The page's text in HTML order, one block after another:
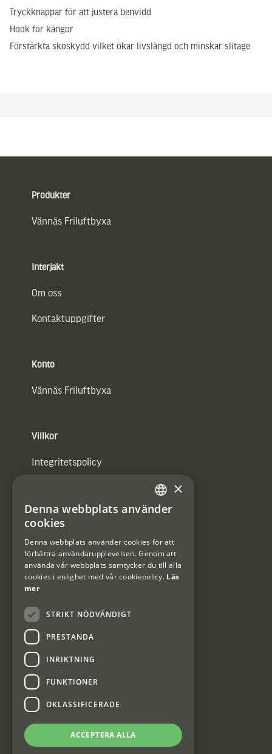
Tryckknappar för att justera benvidd
Hook för kängor
Förstärkta skoskydd vilket ökar livslängd och minskar slitage
Produkter
Vännäs Friluftbyxa
Interjakt
Om oss
Kontaktuppgifter
Konto
Vännäs Friluftbyxa
Villkor
Integritetspolicy
#Interjaktfamily
Kundklubb
Information om kundklubben.
Interjakt Sweden AB, Årjäng
SWEDISH
×
Denna webbplats använder
cookies
Denna webbplats använder cookies för att
förbättra användarupplevelsen. Genom att
använda vår webbplats samtycker du till alla
cookies i enlighet med vår cookiepolicy. Läs
mer
STRIKT NÖDVÄNDIGT
PRESTANDA
INRIKTNING
FUNKTIONER
OKLASSIFICERADE
ACCEPTERA ALLA